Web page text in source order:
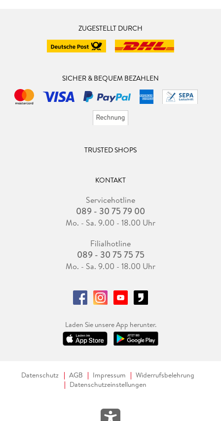
ZUGESTELLT DURCH
SICHER & BEQUEM BEZAHLEN
TRUSTED SHOPS
KONTAKT
Servicehotline
089 - 30 75 79 00
Mo. - Sa. 9.00 - 18.00 Uhr
Filialhotline
089 - 30 75 75 75
Mo. - Sa. 9.00 - 18.00 Uhr
Laden Sie unsere App herunter.
Datenschutz AGB Impressum
Widerrufsbelehrung
Datenschutzeinstellungen